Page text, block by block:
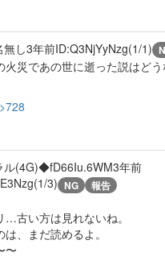
無し3年前ID:Q3NjYyNzg(1/1)
火災であの世に逝った説はどう
ル(4G)◆fD66Iu.6WM3年前
3) NG 報告
…古い方は見れないね。
は、まだ読めるよ。
〜